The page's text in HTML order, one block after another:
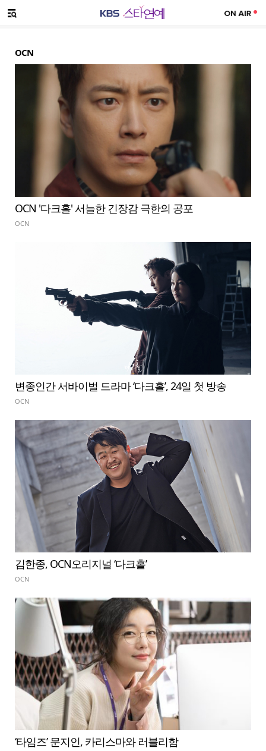
메뉴 열기
OCN
OCN '다크홀' 서늘한 긴장감 극한의 공포
OCN
변종인간 서바이벌 드라마 ‘다크홀’, 24일 첫 방송
OCN
김한종, OCN오리지널 ‘다크홀’
OCN
‘타임즈’ 문지인, 카리스마와 러블리함